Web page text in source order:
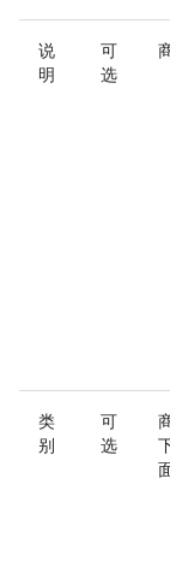
说
明
可
选
类
别
可
选